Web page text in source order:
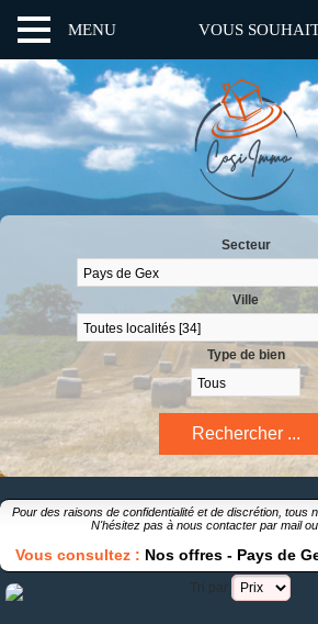
MENU VOUS
Secteur
Ville
Type de bien
Pour des raisons de confidentialité et de discrétion, tous
N'hésitez pas à nous contacter par mail
Vous consultez : Nos offres- Pays de
Tri par